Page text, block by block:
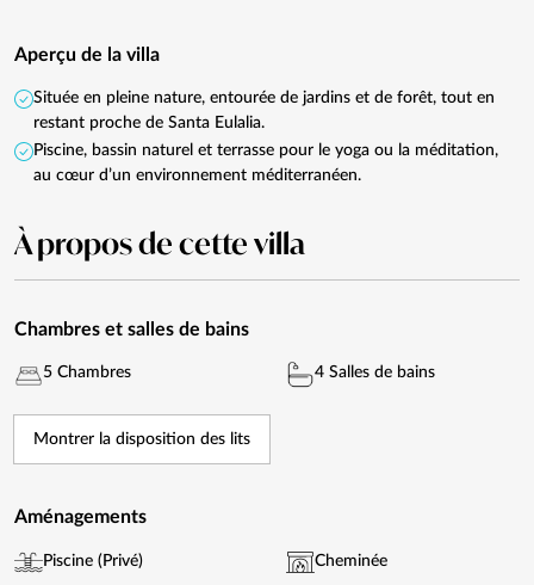
Aperçu de la villa
Située en pleine nature, entourée de jardins et de forêt, tout en
restant proche de Santa Eulalia.
Piscine, bassin naturel et terrasse pour le yoga ou la méditation,
au cœur d’un environnement méditerranéen.
À propos de cette villa
Chambres et salles de bains
5 Chambres 4 Salles de bains
Montrer la disposition des lits
Aménagements
Piscine (Privé) Cheminée